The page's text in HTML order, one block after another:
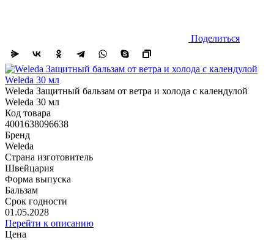
Поделиться
Weleda Защитный бальзам от ветра и холода с календулой
Weleda 30 мл
Код товара
4001638096638
Бренд
Weleda
Страна изготовитель
Швейцария
Форма выпуска
Бальзам
Срок годности
01.05.2028
Перейти к описанию
Цена